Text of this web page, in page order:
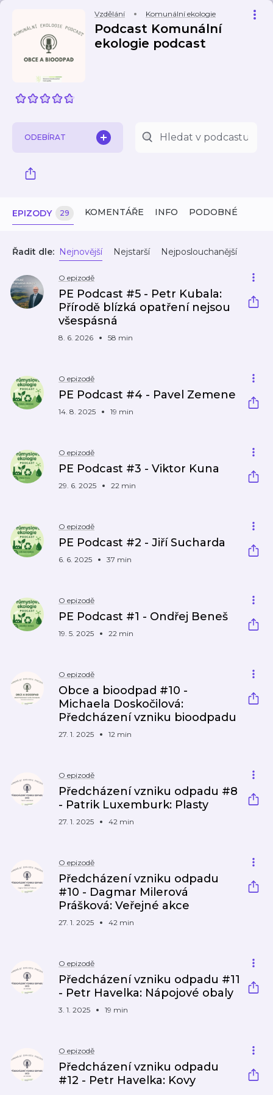
Vzdělání Komunální ekologie
Podcast Komunální
ekologie podcast
ODEBÍRAT
EPIZODY 29 KOMENTÁŘE INFO PODOBNÉ
Řadit dle: Nejnovější Nejstarší Nejposlouchanější
O epizodě
PE Podcast #5 - Petr Kubala:
Přírodě blízká opatření nejsou
všespásná
8. 6. 2026 58 min
O epizodě
PE Podcast #4 - Pavel Zemene
14. 8. 2025 19 min
O epizodě
PE Podcast #3 - Viktor Kuna
29. 6. 2025 22 min
O epizodě
PE Podcast #2 - Jiří Sucharda
6. 6. 2025 37 min
O epizodě
PE Podcast #1 - Ondřej Beneš
19. 5. 2025 22 min
O epizodě
Obce a bioodpad #10 -
Michaela Doskočilová:
Předcházení vzniku bioodpadu
27. 1. 2025 12 min
O epizodě
Předcházení vzniku odpadu #8
- Patrik Luxemburk: Plasty
27. 1. 2025 42 min
O epizodě
Předcházení vzniku odpadu
#10 - Dagmar Milerová
Prášková: Veřejné akce
27. 1. 2025 42 min
O epizodě
Předcházení vzniku odpadu #11
- Petr Havelka: Nápojové obaly
3. 1. 2025 19 min
O epizodě
Předcházení vzniku odpadu
#12 - Petr Havelka: Kovy